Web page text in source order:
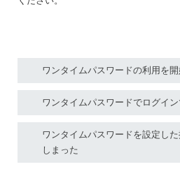
ワンタイムパスワードの利用を
ワンタイムパスワードでログイ
ワンタイムパスワードを設定し
しまった